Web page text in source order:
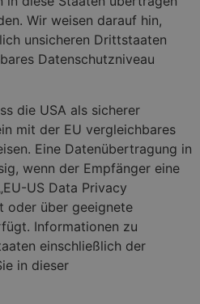
Wir weisen darauf hin,
unsicheren Drittstaaten
Datenschutzniveau
die USA als sicherer
mit der EU vergleichbares
Eine Datenübertragung in
wenn der Empfänger eine
US Data Privacy
oder über geeignete
Informationen zu
einschließlich der
in dieser